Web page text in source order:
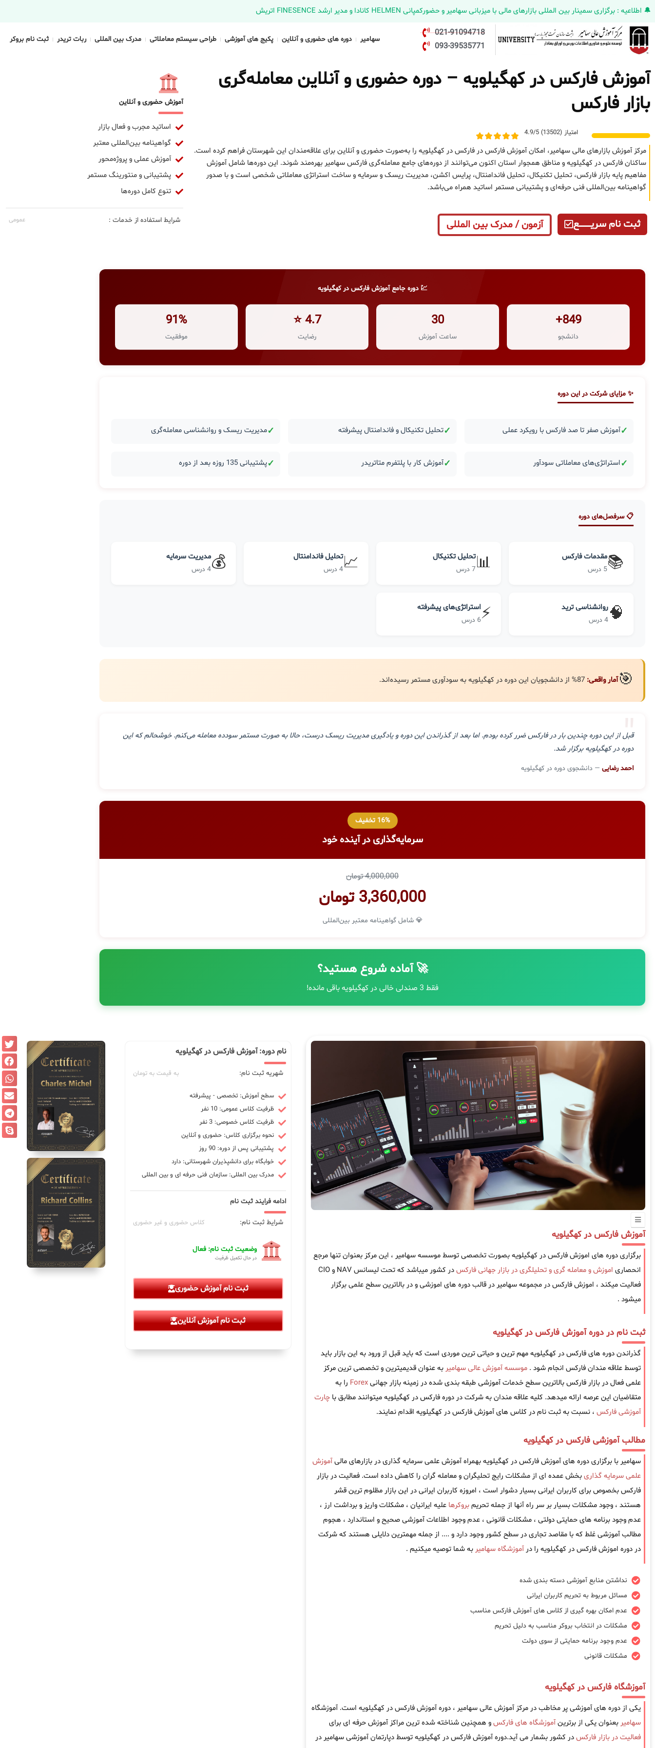
🔔 اطلاعیه : برگزاری سمینار بین المللی بازارهای مالی با میزبانی سهامیر و حضورکمپانی HELMEN کانادا و مدیر ارشد FINESENCE اتریش
021-91094718
093-39535771
سهامیر دوره های حضوری و آنلاین پکیج های آموزشی طراحی سیستم معاملاتی مدرک بین المللی ربات تریدر ثبت نام بروکر
آموزش فارکس در کهگیلویه – دوره حضوری و آنلاین معامله‌گری
بازار فارکس
امتیاز (13502) 4.9/5
مرکز آموزش بازارهای مالی سهامیر، امکان آموزش فارکس در فارکس در کهگیلویه را به‌صورت حضوری و آنلاین برای علاقه‌مندان این شهرستان فراهم کرده است.
ساکنان فارکس در کهگیلویه و مناطق همجوار استان اکنون می‌توانند از دوره‌های جامع معامله‌گری فارکس سهامیر بهره‌مند شوند. این دوره‌ها شامل آموزش
مفاهیم پایه بازار فارکس، تحلیل تکنیکال، تحلیل فاندامنتال، پرایس اکشن، مدیریت ریسک و سرمایه و ساخت استراتژی معاملاتی شخصی است و با صدور
گواهینامه بین‌المللی فنی حرفه‌ای و پشتیبانی مستمر اساتید همراه می‌باشد.
ثبت نام سریــــــــــــع آزمون / مدرک بین المللی
آموزش حضوری و آنلاین
اساتید مجرب و فعال بازار
گواهینامه بین‌المللی معتبر
آموزش عملی و پروژه‌محور
پشتیبانی و منتورینگ مستمر
تنوع کامل دوره‌ها
شرایط استفاده از خدمات : عمومی
💹 دوره جامع آموزش فارکس در کهگیلویه
849+
دانشجو
30
ساعت آموزش
4.7 ⭐
رضایت
91%
موفقیت
✨ مزایای شرکت در این دوره
✓آموزش صفر تا صد فارکس با رویکرد عملی ✓تحلیل تکنیکال و فاندامنتال پیشرفته ✓مدیریت ریسک و روانشناسی معامله‌گری
✓استراتژی‌های معاملاتی سودآور ✓آموزش کار با پلتفرم متاتریدر ✓پشتیبانی 135 روزه بعد از دوره
📋 سرفصل‌های دوره
📚مقدمات فارکس
5 درس 📊تحلیل تکنیکال
7 درس 📈تحلیل فاندامنتال
4 درس 💰مدیریت سرمایه
4 درس
🧠روانشناسی ترید
4 درس ⚡استراتژی‌های پیشرفته
6 درس
🎯آمار واقعی:
"
قبل از این دوره چندین بار در فارکس ضرر کرده بودم. اما بعد از گذراندن این دوره و یادگیری مدیریت ریسک درست، حالا به صورت مستمر سودده معامله می‌کنم. خوشحالم که این
دوره در کهگیلویه برگزار شد.
احمد رضایی — دانشجوی دوره در کهگیلویه
16% تخفیف
سرمایه‌گذاری در آینده خود
4,000,000 تومان
3,360,000 تومان
💎 شامل گواهینامه معتبر بین‌المللی
🚀 آماده شروع هستید؟
فقط 3 صندلی خالی در کهگیلویه باقی مانده!
آموزش فارکس در کهگیلویه
برگزاری دوره های اموزش فارکس در کهگیلویه بصورت تخصصی توسط موسسه سهامیر ، این مرکز بعنوان تنها مرجع
انحصاری اموزش و معامله گری و تحلیلگری در بازار جهانی فارکس
در کشور میباشد که تحت لیسانس NAV و CIO
فعالیت میکند ، اموزش فارکس در مجموعه سهامیر در قالب دوره های اموزشی و در بالاترین سطح علمی برگزار
میشود .
ثبت نام در دوره آموزش فارکس در کهگیلویه
گذراندن دوره های فارکس در کهگیلویه مهم ترین و حیاتی ترین موردی است که باید قبل از ورود به این بازار باید
توسط علاقه مندان فارکس انجام شود . موسسه آموزش عالی سهامیربه عنوان قدیمیترین و تخصصی ترین مرکز
علمی فعال در بازار فارکس بالاترین سطح خدمات آموزشی طبقه بندی شده در زمینه بازار جهانیForex را به
متقاضیان این عرصه ارائه میدهد. کلیه علاقه مندان به شرکت در دوره فارکس در کهگیلویه میتوانند مطابق با چارت
آموزشی فارکس ، نسبت به ثبت نام در کلاس های آموزش فارکس در کهگیلویه اقدام نمایند.
مطالب آموزشی فارکس در کهگیلویه
سهامیر با برگزاری دوره های آموزش فارکس در کهگیلویه بهمراه آموزش علمی سرمایه گذاری در بازارهای مالیآموزش
علمی سرمایه گذاریبخش عمده ای از مشکلات رایج تحلیگران و معامله گران را کاهش داده است. فعالیت در بازار
فارکس بخصوص برای کاربران ایرانی بسیار دشوار است ، امروزه کاربران ایرانی در این بازار مظلوم ترین قشر
هستند ، وجود مشکلات بسیار بر سر راه آنها از جمله تحریمبروکرها علیه ایرانیان ، مشکلات واریز و برداشت ارز ،
عدم وجود برنامه های حمایتی دولتی ، مشکلات قانونی ، عدم وجود اطلاعات آموزشی صحیح و استاندارد ، هجوم
مطالب آموزشی غلط که با مقاصد تجاری در سطح کشور وجود دارد و .... از جمله مهمترین دلایلی هستند که شرکت
در دوره اموزش فارکس در کهگیلویه را در آموزشگاه سهامیر به شما توصیه میکنیم .
نداشتن منابع آموزشی دسته بندی شده
مسائل مربوط به تحریم کاربران ایرانی
عدم امکان بهره گیری از کلاس های آموزش فارکس مناسب
مشکلات در انتخاب بروکر مناسب به دلیل تحریم
عدم وجود برنامه حمایتی از سوی دولت
مشکلات قانونی
آموزشگاه فارکس در کهگیلویه
یکی از دوره های آموزشی پر مخاطب در مرکز آموزش عالی سهامیر ، دوره آموزش فارکس در کهگیلویه است. آموزشگاه
سهامیر بعنوان یکی از برترینآموزشگاه های فارکسو همچنین شناخته شده ترین مراکز آموزش حرفه ای برای
فعالیت در بازار فارکسدر کشور بشمار می آید.دوره آموزش فارکس در کهگیلویه توسط دپارتمان آموزشی سهامیر در
نام دوره: آموزش فارکس در کهگیلویه
شهریه ثبت نام: به قیمت به تومان
سطح آموزش: تخصصی - پیشرفته
ظرفیت کلاس عمومی: 10 نفر
ظرفیت کلاس خصوصی: 3 نفر
نحوه برگزاری کلاس: حضوری و آنلاین
پشتیبانی پس از دوره: 90 روز
خوابگاه برای دانشپذیران شهرستانی: دارد
مدرک بین المللی: سازمان فنی حرفه ای و بین المللی
ادامه فرایند ثبت نام
شرایط ثبت نام: کلاس حضوری و غیر حضوری
وضعیت ثبت نام: فعال
در حال تکمیل ظرفیت
ثبت نام آموزش حضوری
ثبت نام آموزش آنلاین